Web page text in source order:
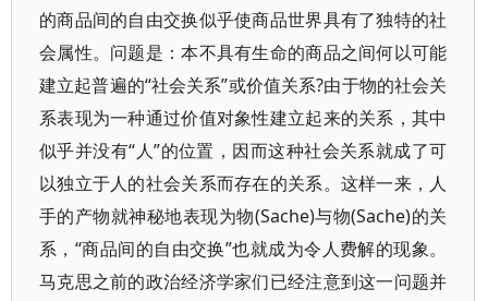
的商品间的自由交换似乎使商品世界具有了独特的社
会属性。问题是：本不具有生命的商品之间何以可能
建立起普遍的“社会关系”或价值关系?由于物的社会关
系表现为一种通过价值对象性建立起来的关系，其中
似乎并没有“人”的位置，因而这种社会关系就成了可
以独立于人的社会关系而存在的关系。这样一来，人
手的产物就神秘地表现为物(Sache)与物(Sache)的关
系，“商品间的自由交换”也就成为令人费解的现象。
马克思之前的政治经济学家们已经注意到这一问题并